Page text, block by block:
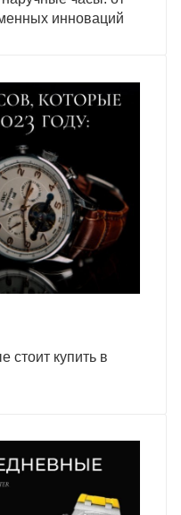
инноваций
стоит купить в